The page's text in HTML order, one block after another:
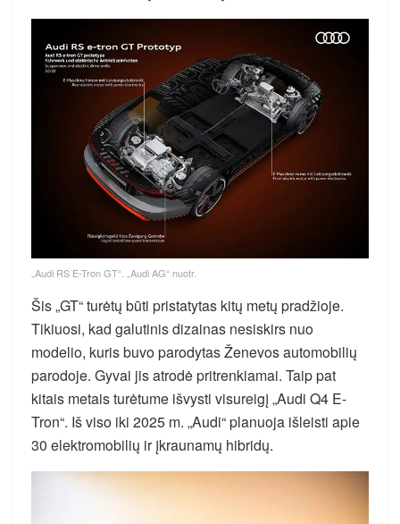
„Audi RS E-Tron GT“. „Audi AG“ nuotr.
Šis „GT“ turėtų būti pristatytas kitų metų pradžioje.
Tikiuosi, kad galutinis dizainas nesiskirs nuo
modelio, kuris buvo parodytas Ženevos automobilių
parodoje. Gyvai jis atrodė pritrenkiamai. Taip pat
kitais metais turėtume išvysti visureigį „Audi Q4 E-
Tron“. Iš viso iki 2025 m. „Audi“ planuoja išleisti apie
30 elektromobilių ir įkraunamų hibridų.